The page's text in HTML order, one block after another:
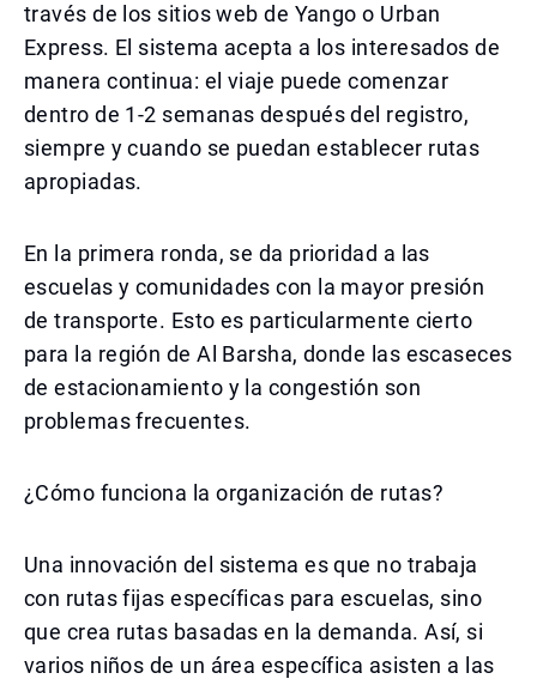
través de los sitios web de Yango o Urban
Express. El sistema acepta a los interesados de
manera continua: el viaje puede comenzar
dentro de 1-2 semanas después del registro,
siempre y cuando se puedan establecer rutas
apropiadas.
En la primera ronda, se da prioridad a las
escuelas y comunidades con la mayor presión
de transporte. Esto es particularmente cierto
para la región de Al Barsha, donde las escaseces
de estacionamiento y la congestión son
problemas frecuentes.
¿Cómo funciona la organización de rutas?
Una innovación del sistema es que no trabaja
con rutas fijas específicas para escuelas, sino
que crea rutas basadas en la demanda. Así, si
varios niños de un área específica asisten a las